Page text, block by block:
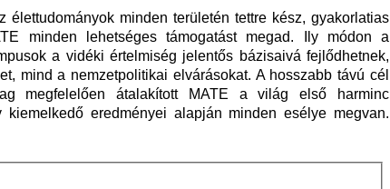
minden területén tettre kész, gyakorlatias
minden lehetséges támogatást megad. Ily módon a
a vidéki értelmiség jelentős bázisaivá fejlődhetnek,
mind a nemzetpolitikai elvárásokat. A hosszabb távú cél
megfelelően átalakított MATE a világ első harminc
eredményei alapján minden esélye megvan.